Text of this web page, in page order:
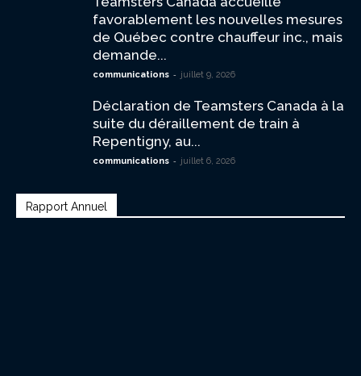
favorablement les nouvelles mesures
de Québec contre chauffeur inc., mais
demande...
communications - juillet 9, 2026
Déclaration de Teamsters Canada à la
suite du déraillement de train à
Repentigny, au...
communications - juillet 6, 2026
Rapport Annuel